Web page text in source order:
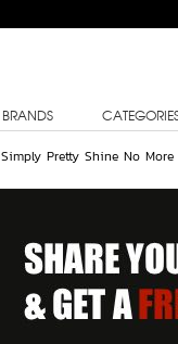
BRANDS
Simply Pretty Shine No More